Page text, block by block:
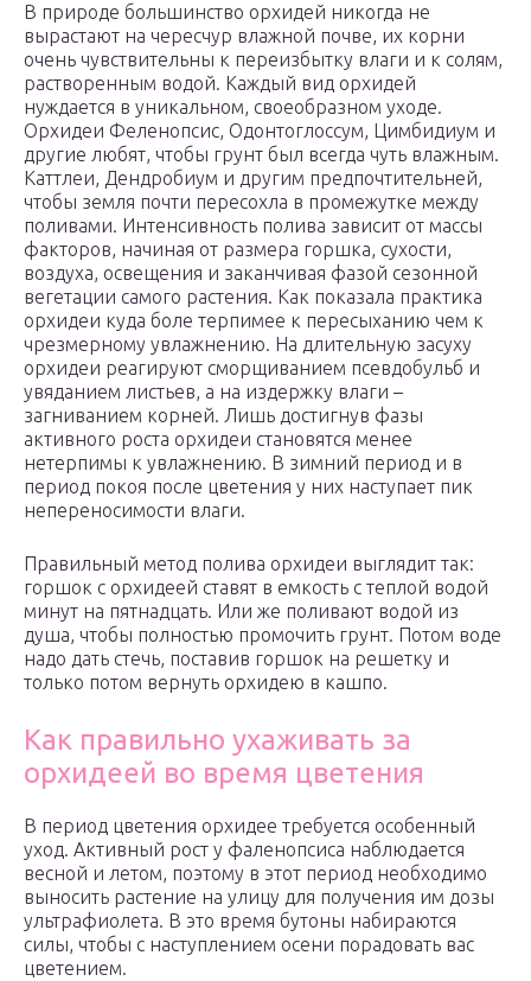
В природе большинство орхидей никогда не
вырастают на чересчур влажной почве, их корни
очень чувствительны к переизбытку влаги и к солям,
растворенным водой. Каждый вид орхидей
нуждается в уникальном, своеобразном уходе.
Орхидеи Феленопсис, Одонтоглоссум, Цимбидиум и
другие любят, чтобы грунт был всегда чуть влажным.
Каттлеи, Дендробиум и другим предпочтительней,
чтобы земля почти пересохла в промежутке между
поливами. Интенсивность полива зависит от массы
факторов, начиная от размера горшка, сухости,
воздуха, освещения и заканчивая фазой сезонной
вегетации самого растения. Как показала практика
орхидеи куда боле терпимее к пересыханию чем к
чрезмерному увлажнению. На длительную засуху
орхидеи реагируют сморщиванием псевдобульб и
увяданием листьев, а на издержку влаги –
загниванием корней. Лишь достигнув фазы
активного роста орхидеи становятся менее
нетерпимы к увлажнению. В зимний период и в
период покоя после цветения у них наступает пик
непереносимости влаги.
Правильный метод полива орхидеи выглядит так:
горшок с орхидеей ставят в емкость с теплой водой
минут на пятнадцать. Или же поливают водой из
душа, чтобы полностью промочить грунт. Потом воде
надо дать стечь, поставив горшок на решетку и
только потом вернуть орхидею в кашпо.
Как правильно ухаживать за
орхидеей во время цветения
В период цветения орхидее требуется особенный
уход. Активный рост у фаленопсиса наблюдается
весной и летом, поэтому в этот период необходимо
выносить растение на улицу для получения им дозы
ультрафиолета. В это время бутоны набираются
силы, чтобы с наступлением осени порадовать вас
цветением.